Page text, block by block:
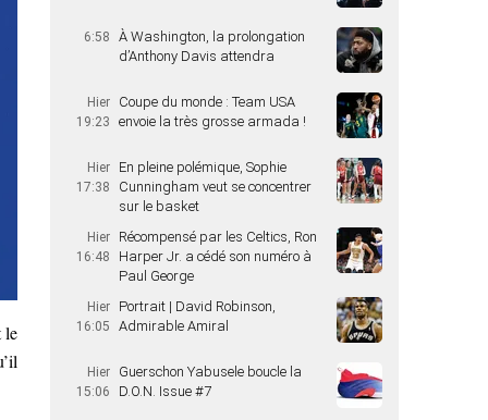
le
6:58
À Washington, la prolongation
d’Anthony Davis attendra
Hier
19:23
Coupe du monde : Team USA
envoie la très grosse armada !
Hier
17:38
En pleine polémique, Sophie
Cunningham veut se concentrer
sur le basket
Hier
16:48
Récompensé par les Celtics, Ron
Harper Jr. a cédé son numéro à
Paul George
Hier
16:05
Portrait | David Robinson,
Admirable Amiral
Hier
15:06
Guerschon Yabusele boucle la
D.O.N. Issue #7